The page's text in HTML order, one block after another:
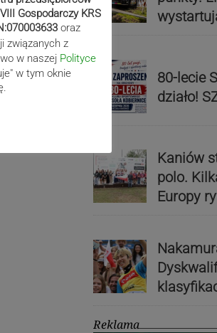
80-lecie
działo!
Kaniów
polo.
Europy
Reklama
Gospodarczy KRS
oraz
związanych z
w naszej Polityce
w tym oknie